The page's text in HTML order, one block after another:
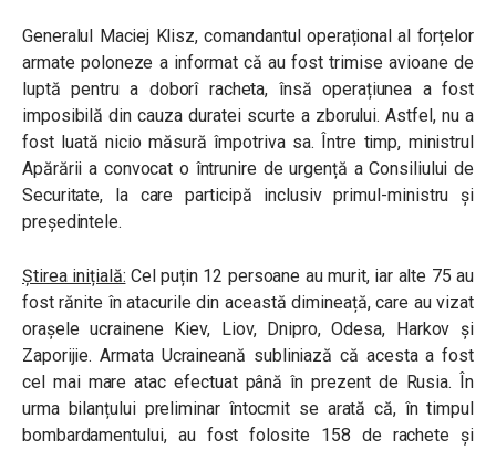
Generalul Maciej Klisz, comandantul operațional al forțelor
armate poloneze a informat că au fost trimise avioane de
luptă pentru a doborî racheta, însă operațiunea a fost
imposibilă din cauza duratei scurte a zborului. Astfel, nu a
fost luată nicio măsură împotriva sa. Între timp, ministrul
Apărării a convocat o întrunire de urgență a Consiliului de
Securitate, la care participă inclusiv primul-ministru și
președintele.
Știrea inițială: Cel puțin 12 persoane au murit, iar alte 75 au
fost rănite în atacurile din această dimineață, care au vizat
orașele ucrainene Kiev, Liov, Dnipro, Odesa, Harkov și
Zaporijie. Armata Ucraineană subliniază că acesta a fost
cel mai mare atac efectuat până în prezent de Rusia. În
urma bilanțului preliminar întocmit se arată că, în timpul
bombardamentului, au fost folosite 158 de rachete și